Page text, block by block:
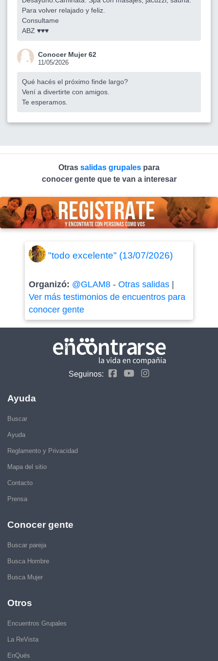
Para volver relajado y feliz.
Consultame
ABZ ♥️♥️♥️
Conocer Mujer 62
11/05/2026
Qué hacés el próximo finde largo?
Vení a divertirte con amigos.
Te esperamos.
Otras salidas grupales para
conocer gente que te van a interesar
"todo excelente" (13/07/2026)
Organizó: @GLAM8- Otras salidas|
Ver más testimonios de encuentros para
conocer gente
Seguinos:
Ayuda
Buscar
Ayuda
Reglamento y Privacidad
Mapa del sitio
Contacto
Prensa
Conocer gente
Buscar pareja
Busca Hombre
Busca Mujer
Otros
Encuentros Grupales
La ReVista
EnQués